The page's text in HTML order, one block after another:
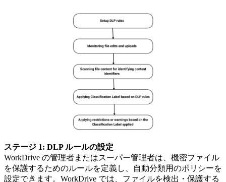
ステージ 1: DLP ルールの設定
WorkDrive の管理者またはスーパー管理者は、機密ファイル
を保護するためのルールを定義し、自動分類用のポリシーを
設定できます。WorkDrive では、ファイルを検出・保護する